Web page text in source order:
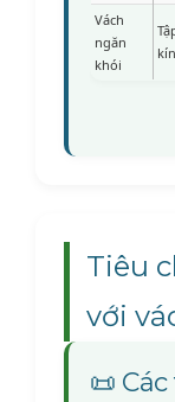
Vách
ngăn
khói
Tiêu
với
📜